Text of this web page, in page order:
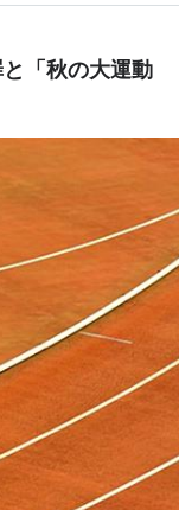
「秋の大運動